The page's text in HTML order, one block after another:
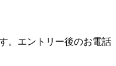
。エントリー後のお電話